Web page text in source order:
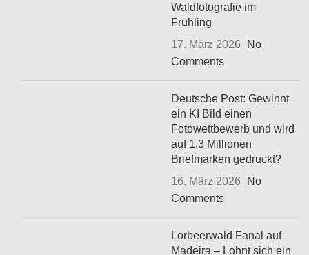
Waldfotografie im
Frühling
17. März 2026
No
Comments
Deutsche Post: Gewinnt
ein KI Bild einen
Fotowettbewerb und wird
auf 1,3 Millionen
Briefmarken gedruckt?
16. März 2026
No
Comments
Lorbeerwald Fanal auf
Madeira – Lohnt sich ein